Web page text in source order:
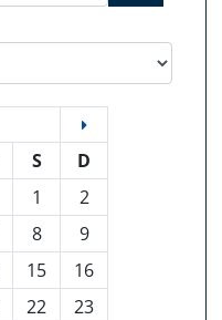
S
D
1
2
8
9
15
16
22
23